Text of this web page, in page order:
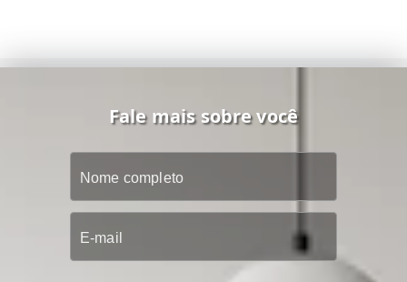
Fale mais sobre você